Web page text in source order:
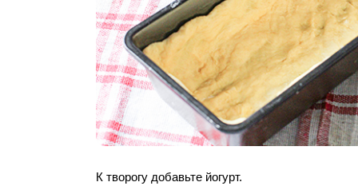
К творогу добавьте йогурт.